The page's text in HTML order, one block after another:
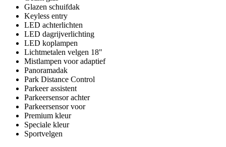
Glazen schuifdak
Keyless entry
LED achterlichten
LED dagrijverlichting
LED koplampen
Lichtmetalen velgen 18"
Mistlampen voor adaptief
Panoramadak
Park Distance Control
Parkeer assistent
Parkeersensor achter
Parkeersensor voor
Premium kleur
Speciale kleur
Sportvelgen